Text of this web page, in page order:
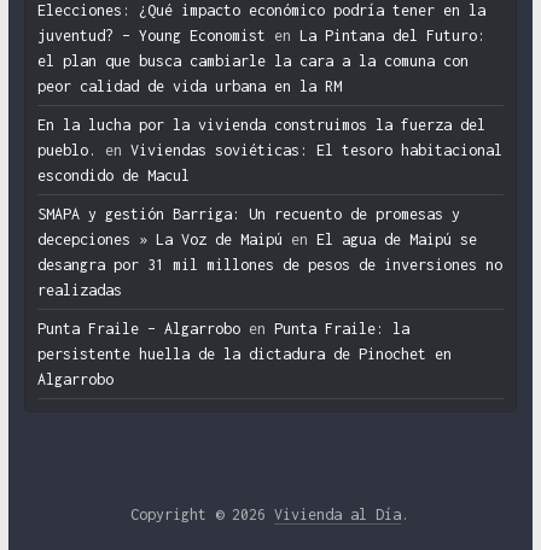
Elecciones: ¿Qué impacto económico podría tener en la
juventud? – Young Economist en La Pintana del Futuro:
el plan que busca cambiarle la cara a la comuna con
peor calidad de vida urbana en la RM
En la lucha por la vivienda construimos la fuerza del
pueblo.
en Viviendas soviéticas: El tesoro habitacional
escondido de Macul
SMAPA y gestión Barriga: Un recuento de promesas y
decepciones » La Voz de Maipú en El agua de Maipú se
desangra por 31 mil millones de pesos de inversiones no
realizadas
Punta Fraile – Algarroboen Punta Fraile: la
persistente huella de la dictadura de Pinochet en
Algarrobo
Copyright © 2026Vivienda al Día .